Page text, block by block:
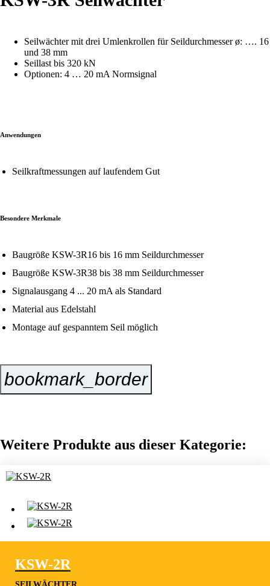
Seilwächter mit drei Umlenkrollen für Seildurchmesser ø: …. 16
und 38 mm
Seillast bis 320 kN
Optionen: 4 … 20 mA Normsignal
Anwendungen
Seilkraftmessungen auf laufendem Gut
Besondere Merkmale
Baugröße KSW-3R16 bis 16 mm Seildurchmesser
Baugröße KSW-3R38 bis 38 mm Seildurchmesser
Signalausgang 4 ... 20 mA als Standard
Material aus Edelstahl
Montage auf gespanntem Seil möglich
bookmark_border
Weitere Produkte aus dieser Kategorie:
KSW-2R